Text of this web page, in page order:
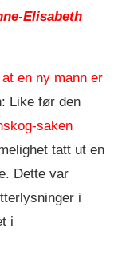
Elisabeth
en ny mann er
Like før den
saken
tatt ut en
Dette var
i
i